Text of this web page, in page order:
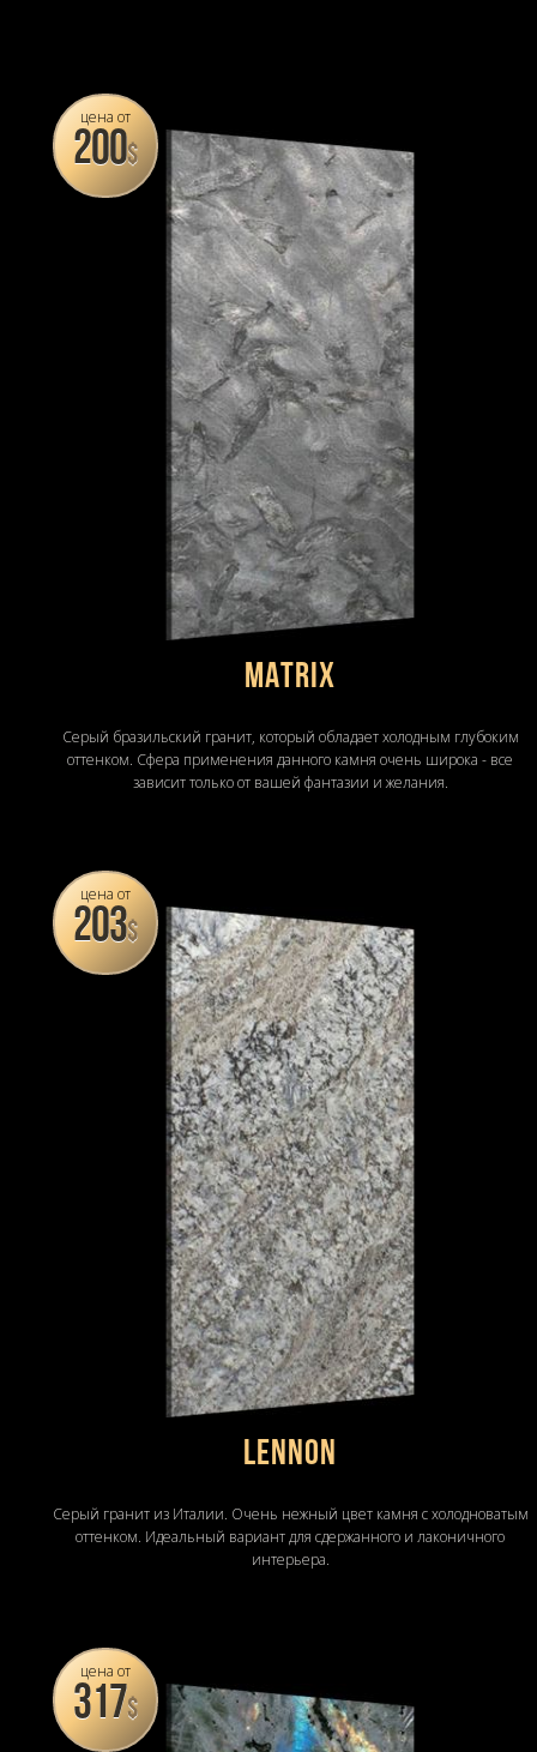
цена от
200$
MATRIX
Серый бразильский гранит, который обладает холодным глубоким
оттенком. Сфера применения данного камня очень широка - все
зависит только от вашей фантазии и желания.
цена от
203$
LENNON
Серый гранит из Италии. Очень нежный цвет камня с холодноватым
оттенком. Идеальный вариант для сдержанного и лаконичного
интерьера.
цена от
317$